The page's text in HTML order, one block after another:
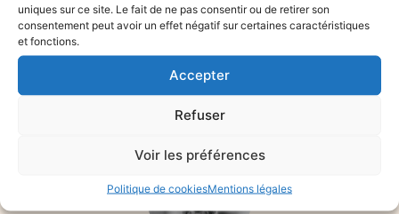
uniques sur ce site. Le fait de ne pas consentir ou de retirer son
consentement peut avoir un effet négatif sur certaines caractéristiques
et fonctions.
Accepter
Refuser
Voir les préférences
Politique de cookiesMentions légales
(+33) 7 63 64 79 72